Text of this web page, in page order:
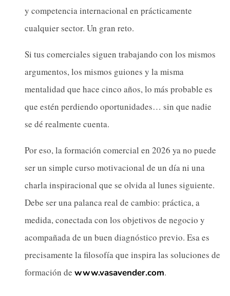
y competencia internacional en prácticamente
cualquier sector. Un gran reto.
Si tus comerciales siguen trabajando con los mismos
argumentos, los mismos guiones y la misma
mentalidad que hace cinco años, lo más probable es
que estén perdiendo oportunidades… sin que nadie
se dé realmente cuenta.
Por eso, la formación comercial en 2026 ya no puede
ser un simple curso motivacional de un día ni una
charla inspiracional que se olvida al lunes siguiente.
Debe ser una palanca real de cambio: práctica, a
medida, conectada con los objetivos de negocio y
acompañada de un buen diagnóstico previo. Esa es
precisamente la filosofía que inspira las soluciones de
formación de www.vasavender.com.